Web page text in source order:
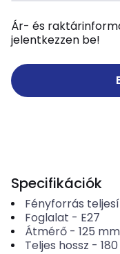
Ár- és
jelentkezzen be!
Specifikációk
Fényforrás
Foglalat - E27
Átmérő- 125 mm
Teljes hossz - 180